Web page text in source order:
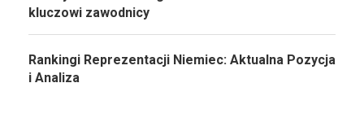
kluczowi zawodnicy
Rankingi Reprezentacji Niemiec: Aktualna Pozycja
i Analiza